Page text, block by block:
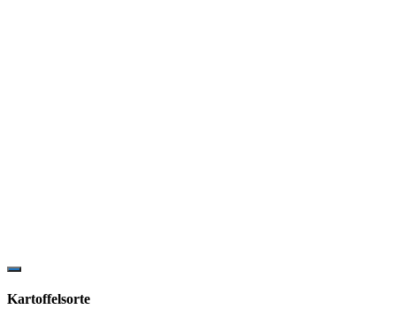
Show
Content
Kartoffelsorte